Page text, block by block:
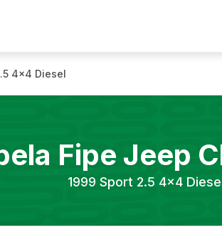
4x4 Diesel
Fipe Jeep
1999 Sport 2.5 4x4